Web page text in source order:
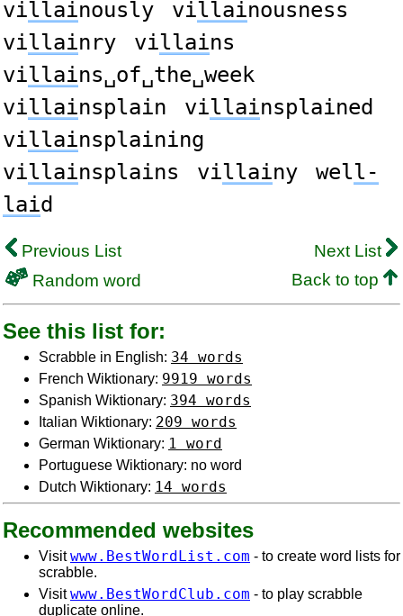
villainously villainousness
villainry villains
villains␣of␣the␣week
villainsplain villainsplained
villainsplaining
villainsplains villainy well-
laid
Previous List
Next List
Random word
Back to top
See this list for:
Scrabble in English: 34 words
French Wiktionary: 9919 words
Spanish Wiktionary: 394 words
Italian Wiktionary: 209 words
German Wiktionary: 1 word
Portuguese Wiktionary: no word
Dutch Wiktionary: 14 words
Recommended websites
Visitwww.BestWordList.com - to create word lists for
scrabble.
Visitwww.BestWordClub.com - to play scrabble
duplicate online.